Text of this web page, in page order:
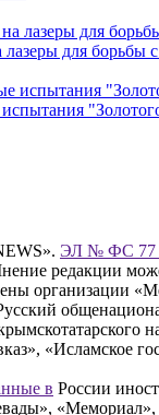
для борьбы
ЭЛ № ФС 77
редакции
организации
«Исламское
в России
«Мемориал»,